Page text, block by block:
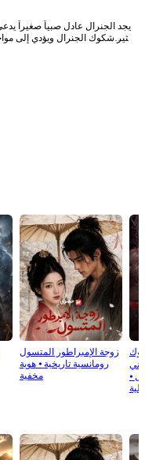
يجد الجنرال عادل صبياً صغيراً
يثير شكوك الجنرال ويؤدي إلى
زوجة الإمبراطور المتسول
رومانسية تاريخية ⦁هوية
مخفية
⦁